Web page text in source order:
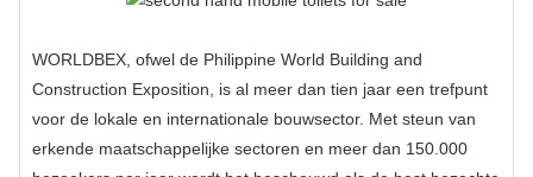
WORLDBEX, ofwel de Philippine World Building and
Construction Exposition, is al meer dan tien jaar een trefpunt
voor de lokale en internationale bouwsector. Met steun van
erkende maatschappelijke sectoren en meer dan 150.000